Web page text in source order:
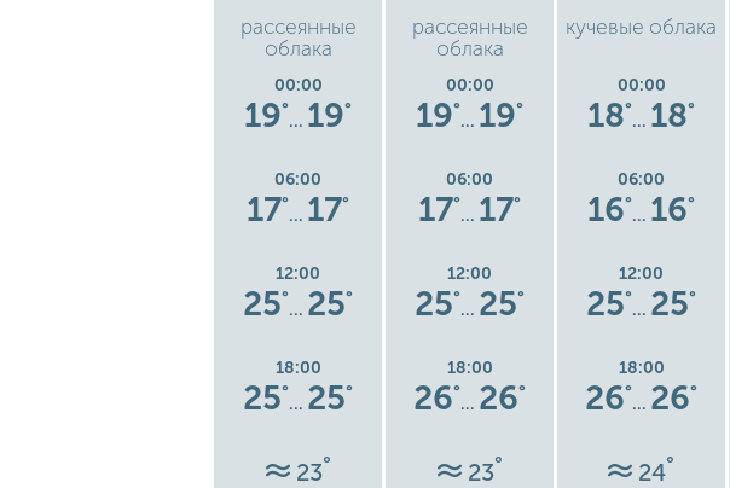
рассеянные
облака
00:00
19°
… 19°
06:00
17°
… 17°
12:00
25°
… 25°
18:00
25°
… 25°
23°
рассеянные
облака
00:00
19°
… 19°
06:00
17°
… 17°
12:00
25°
… 25°
18:00
26°
… 26°
23°
кучевые облака
00:00
18°
… 18°
06:00
16°
… 16°
12:00
25°
… 25°
18:00
26°
… 26°
24°